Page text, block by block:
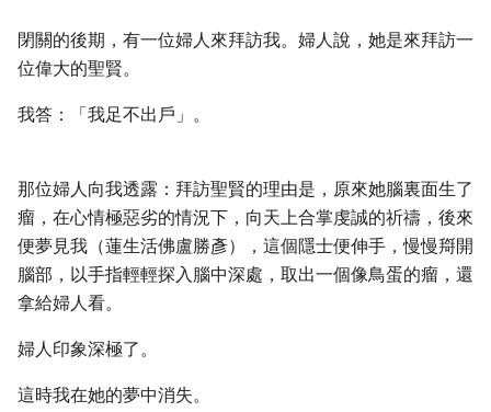
閉關的後期，有一位婦人來拜訪我。婦人說，她是來拜訪一
位偉大的聖賢。
我答：「我足不出戶」。
那位婦人向我透露：拜訪聖賢的理由是，原來她腦裏面生了
瘤，在心情極惡劣的情況下，向天上合掌虔誠的祈禱，後來
便夢見我（蓮生活佛盧勝彥），這個隱士便伸手，慢慢搿開
腦部，以手指輕輕探入腦中深處，取出一個像鳥蛋的瘤，還
拿給婦人看。
婦人印象深極了。
這時我在她的夢中消失。